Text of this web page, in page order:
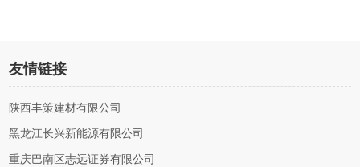
友情链接
陕西丰策建材有限公司
黑龙江长兴新能源有限公司
重庆巴南区志远证券有限公司